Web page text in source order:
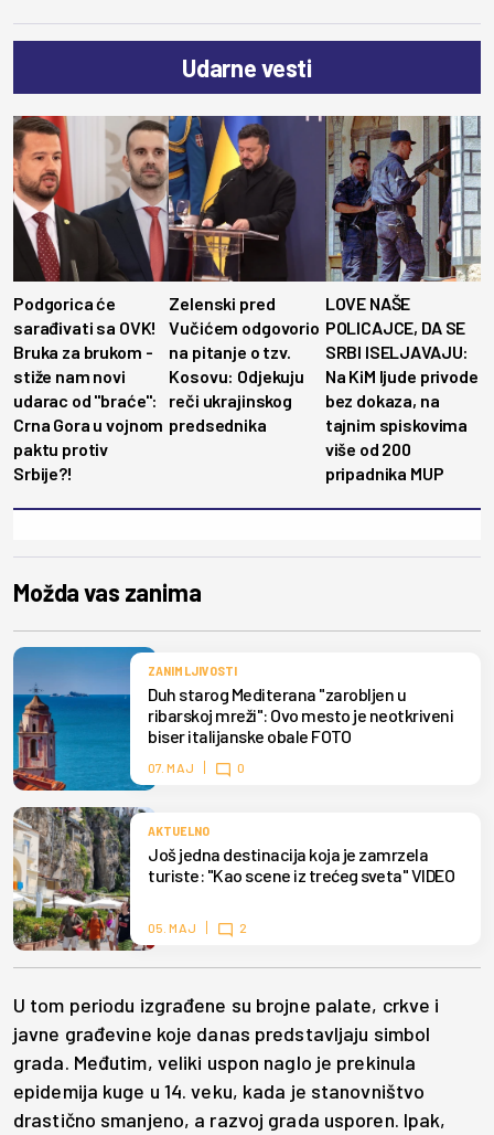
Udarne vesti
Podgorica će
sarađivati sa OVK!
Bruka za brukom -
stiže nam novi
udarac od "braće":
Crna Gora u vojnom
paktu protiv
Srbije?!
Zelenski pred
Vučićem odgovorio
na pitanje o tzv.
Kosovu: Odjekuju
reči ukrajinskog
predsednika
LOVE NAŠE
POLICAJCE, DA SE
SRBI ISELJAVAJU:
Na KiM ljude privode
bez dokaza, na
tajnim spiskovima
više od 200
pripadnika MUP
Možda vas zanima
ZANIMLJIVOSTI
Duh starog Mediterana "zarobljen u
ribarskoj mreži": Ovo mesto je neotkriveni
biser italijanske obale FOTO
07. MAJ 0
AKTUELNO
Još jedna destinacija koja je zamrzela
turiste: "Kao scene iz trećeg sveta" VIDEO
05. MAJ 2
U tom periodu izgrađene su brojne palate, crkve i
javne građevine koje danas predstavljaju simbol
grada. Međutim, veliki uspon naglo je prekinula
epidemija kuge u 14. veku, kada je stanovništvo
drastično smanjeno, a razvoj grada usporen. Ipak,